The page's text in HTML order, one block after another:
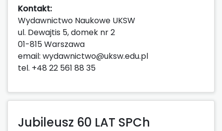
Kontakt:
Wydawnictwo Naukowe UKSW
ul. Dewajtis 5, domek nr 2
01-815 Warszawa
email: wydawnictwo@uksw.edu.pl
tel. +48 22 561 88 35
Jubileusz 60 LAT SPCh